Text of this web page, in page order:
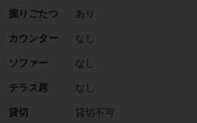
掘りごたつ あり
カウンター なし
ソファー なし
テラス席 なし
貸切 貸切不可